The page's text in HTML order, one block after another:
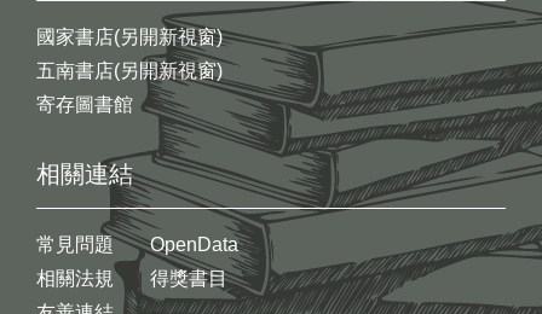
國家書店(另開新視窗)
五南書店(另開新視窗)
寄存圖書館
相關連結
常見問題
相關法規
OpenData
得獎書目